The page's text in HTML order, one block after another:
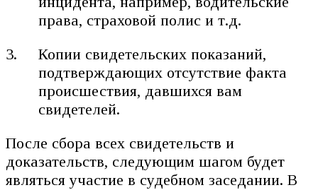
права, страховой полис и т.д.
Копии свидетельских показаний,
подтверждающих отсутствие факта
происшествия, давшихся вам
свидетелей.
После сбора всех свидетельств и
доказательств, следующим шагом будет
являться участие в судебном заседании. В